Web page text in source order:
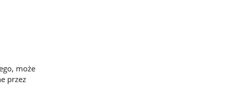
może
przez